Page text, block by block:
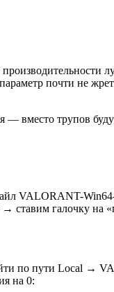
почти не
— вместо трупов
VALORANT-
галочку на
по пути Local
на 0: